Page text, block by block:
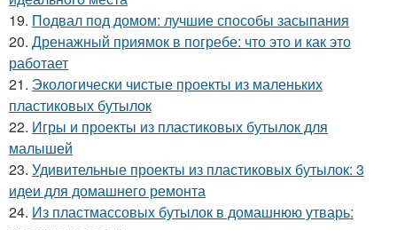
19. Подвал под домом: лучшие способы засыпания
20. Дренажный приямок в погребе: что это и как это
работает
21. Экологически чистые проекты из маленьких
пластиковых бутылок
22. Игры и проекты из пластиковых бутылок для
малышей
23. Удивительные проекты из пластиковых бутылок: 3
идеи для домашнего ремонта
24. Из пластмассовых бутылок в домашнюю утварь: